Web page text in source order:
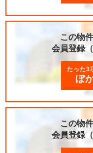
この物
会員登録
たった3
ぼ
この物
会員登録